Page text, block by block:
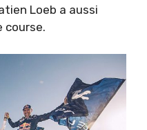
Loeb a aussi
course.